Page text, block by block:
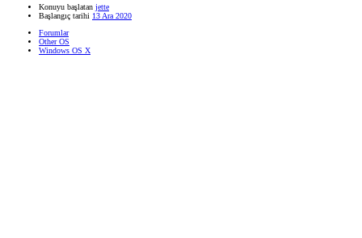
Konuyu başlatan jette
Başlangıç tarihi 13 Ara 2020
Forumlar
Other OS
Windows OS X